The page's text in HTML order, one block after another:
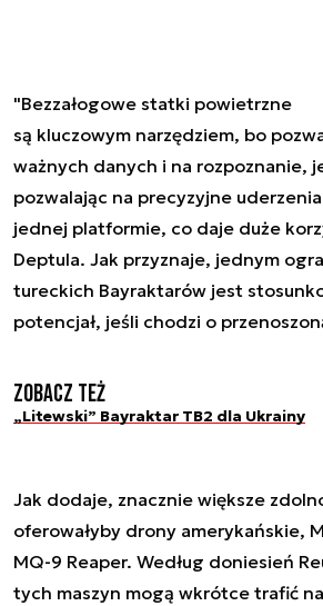
"Bezzałogowe statki powietrzne
są kluczowym narzędziem, bo
ważnych danych i na rozpoznanie,
pozwalając na precyzyjne
jednej platformie, co daje duże
Deptula. Jak przyznaje, jednym
tureckich Bayraktarów jest
potencjał, jeśli chodzi o
Zobacz też
„Litewski” Bayraktar TB2 dla Ukrainy
Jak dodaje, znacznie większe
oferowałyby drony amerykańskie,
MQ-9 Reaper. Według doniesień
tych maszyn mogą wkrótce trafić